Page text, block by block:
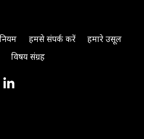
नियम हमसे संपर्क करें
हमारे उसूल
विषय संग्रह